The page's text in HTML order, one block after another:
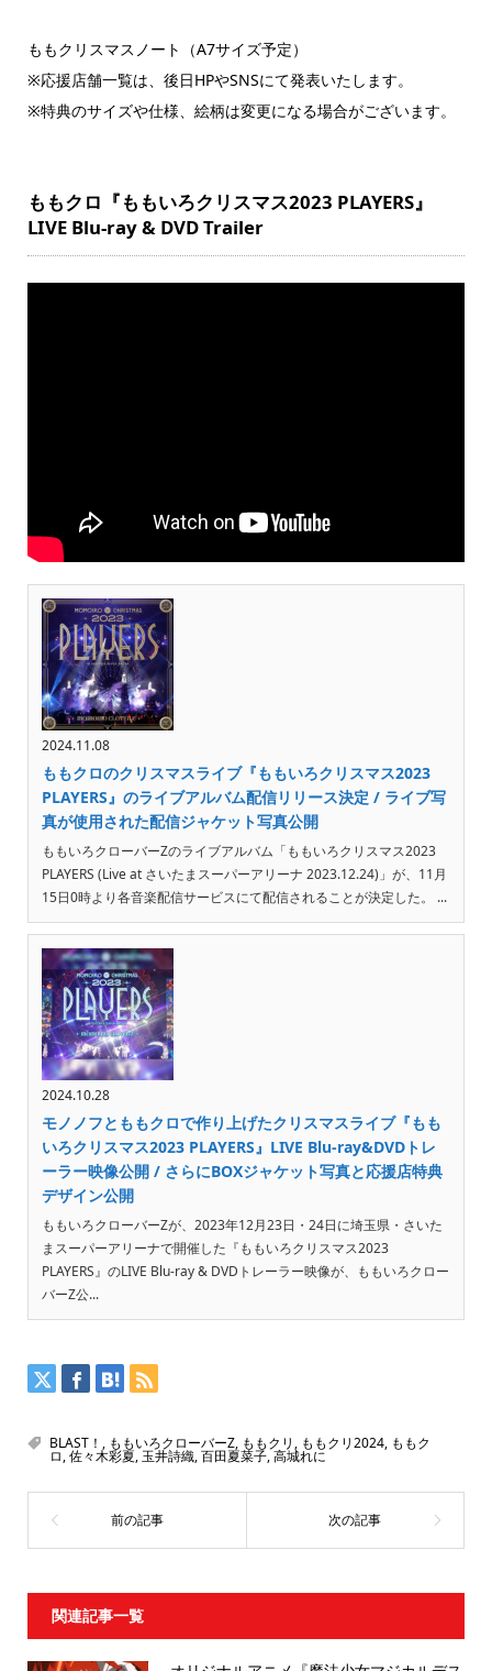
ももクリスマスノート（A7サイズ予定）
※応援店舗一覧は、後日HPやSNSにて発表いたします。
※特典のサイズや仕様、絵柄は変更になる場合がございます。
ももクロ『ももいろクリスマス2023 PLAYERS』
LIVE Blu-ray & DVD Trailer
2024.11.08
ももクロのクリスマスライブ『ももいろクリスマス2023
PLAYERS』のライブアルバム配信リリース決定 / ライブ写
真が使用された配信ジャケット写真公開
ももいろクローバーZのライブアルバム「ももいろクリスマス2023
PLAYERS (Live at さいたまスーパーアリーナ 2023.12.24)」が、11月
15日0時より各音楽配信サービスにて配信されることが決定した。 ...
2024.10.28
モノノフとももクロで作り上げたクリスマスライブ『もも
いろクリスマス2023 PLAYERS』LIVE Blu-ray&DVDトレ
ーラー映像公開 / さらにBOXジャケット写真と応援店特典
デザイン公開
ももいろクローバーZが、2023年12月23日・24日に埼玉県・さいた
まスーパーアリーナで開催した『ももいろクリスマス2023
PLAYERS』のLIVE Blu-ray & DVDトレーラー映像が、ももいろクロー
バーZ公...
BLAST！ , ももいろクローバーZ, ももクリ , ももクリ2024, ももク
ロ,佐々木彩夏, 玉井詩織,百田夏菜子,高城れに
関連記事一覧